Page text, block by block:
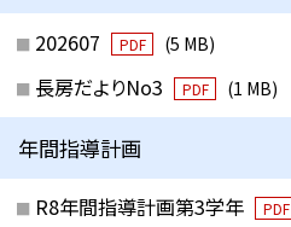
202607 PDF (5 MB)
長房だよりNo3 PDF (1 MB)
年間指導計画
R8年間指導計画第3学年 PDF